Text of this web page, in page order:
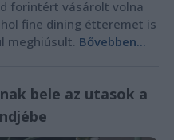
forintért vásárolt volna
fine dining étteremet is
meghiúsult. Bővebben...
bele az utasok a